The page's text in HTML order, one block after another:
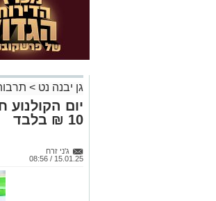
גן יבנה נט >
יום הקולנוע
10 ₪ בלבד
ג'ני זרח
15.01.25 / 08:56